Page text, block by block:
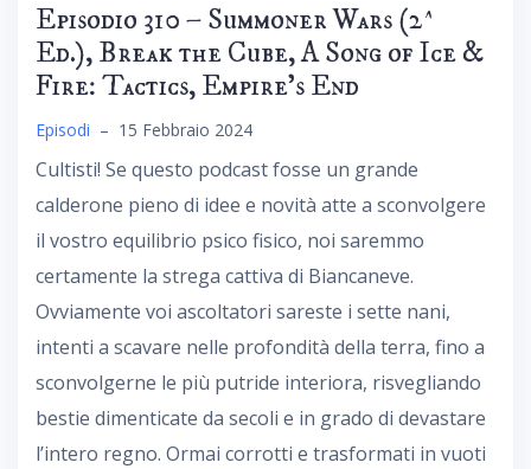
Episodio 310 – Summoner Wars (2^
Ed.), Break the Cube, A Song of Ice &
Fire: Tactics, Empire’s End
Episodi – 15 Febbraio 2024
Cultisti! Se questo podcast fosse un grande
calderone pieno di idee e novità atte a sconvolgere
il vostro equilibrio psico fisico, noi saremmo
certamente la strega cattiva di Biancaneve.
Ovviamente voi ascoltatori sareste i sette nani,
intenti a scavare nelle profondità della terra, fino a
sconvolgerne le più putride interiora, risvegliando
bestie dimenticate da secoli e in grado di devastare
l’intero regno. Ormai corrotti e trasformati in vuoti